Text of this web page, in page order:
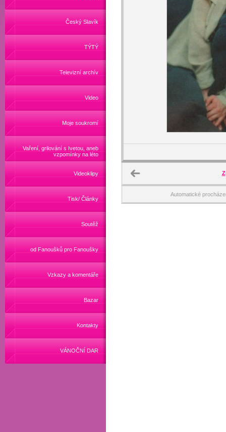
Český Slavík
TÝTÝ
Televizní archív
Video
Moje soukromí
Vaření, grilování s Ivetou, aneb
vzpomínky na léto
Videoklipy
Tisk/ Články
Soutěž
od Fanoušků pro Fanoušky
Vzkazy a komentáře
Bazar
Kontakty
VÁNOČNÍ DAR
Automatické